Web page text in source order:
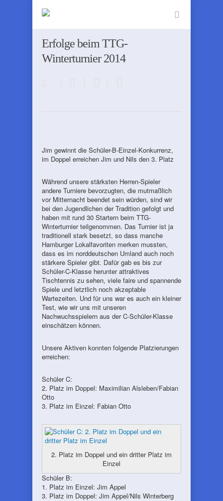
Erfolge beim TTG-
Winterturnier 2014
Jim gewinnt die Schüler-B-Einzel-Konkurrenz,
im Doppel erreichen Jim und Nils den 3. Platz
Während unsere stärksten Herren-Spieler
andere Turniere bevorzugten, die mutmaßlich
vor Mitternacht beendet sein würden, sind wir
bei den Jugendlichen der Tradition gefolgt und
haben mit rund 30 Startern beim TTG-
Winterturnier teilgenommen. Das Turnier ist ja
traditionell stark besetzt, so dass manche
Hamburger Lokalfavoriten merken mussten,
dass es im norddeutschen Umland auch noch
stärkere Spieler gibt. Dafür gab es bis zur
Schüler-C-Klasse herunter attraktives
Tischtennis zu sehen, viele faire und spannende
Spiele und letztlich noch akzeptable
Wartezeiten. Und für uns war es auch ein kleiner
Test, wie wir uns mit unseren
Nachwuchsspielern aus der C-Schüler-Klasse
einschätzen können.
Unsere Aktiven konnten folgende Platzierungen
erreichen:
Schüler C:
2. Platz im Doppel: Maximilian Alsleben/Fabian
Otto
3. Platz im Einzel: Fabian Otto
2. Platz im Doppel und ein dritter Platz im
Einzel
Schüler B:
1. Platz im Einzel: Jim Appel
3. Platz im Doppel: Jim Appel/Nils Winterberg